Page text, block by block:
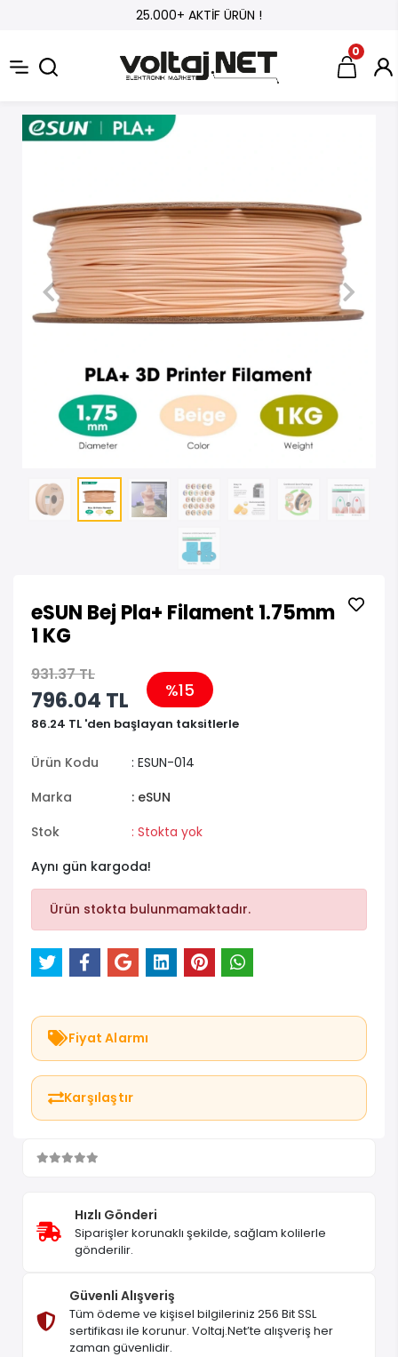
25.000+ AKTİF ÜRÜN !
0
eSUN Bej Pla+ Filament 1.75mm
1 KG
931.37 TL
796.04 TL %15
86.24 TL 'den başlayan taksitlerle
Ürün Kodu
: ESUN-014
Marka
: eSUN
Stok
: Stokta yok
Aynı gün kargoda!
Ürün stokta bulunmamaktadır.
Fiyat Alarmı
Karşılaştır
Hızlı Gönderi
Siparişler korunaklı şekilde, sağlam kolilerle
gönderilir.
Güvenli Alışveriş
Tüm ödeme ve kişisel bilgileriniz 256 Bit SSL
sertifikası ile korunur. Voltaj.Net’te alışveriş her
zaman güvenlidir.